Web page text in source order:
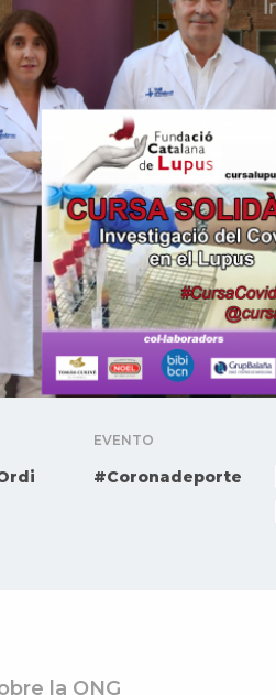
EVENTO
#Coronadeporte
la ONG